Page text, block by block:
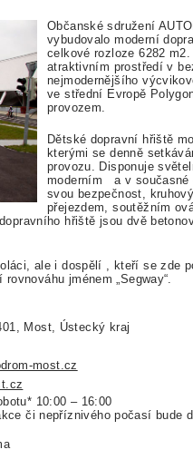
Občanské sdružení
vybudovalo moderní
celkové rozloze 6282
atraktivním prostředí v
nejmodernějšího
ve střední Evropě
provozem.
Dětské dopravní hřiště
kterými se denně
provozu. Disponuje
moderním a v současné
svou bezpečnost,
přejezdem, soutěžním
hřiště jsou dvě
ale i dospělí , kteří se zde
jménem „Segway“.
Most, Ústecký kraj
most.cz
10:00 – 16:00
či nepříznivého počasí bude